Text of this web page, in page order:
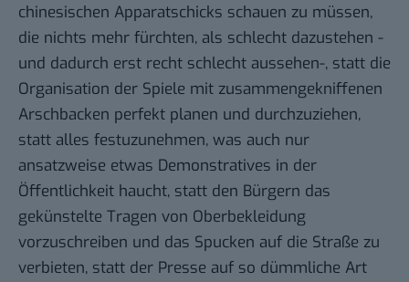
chinesischen Apparatschicks schauen zu müssen,
die nichts mehr fürchten, als schlecht dazustehen -
und dadurch erst recht schlecht aussehen-, statt die
Organisation der Spiele mit zusammengekniffenen
Arschbacken perfekt planen und durchzuziehen,
statt alles festuzunehmen, was auch nur
ansatzweise etwas Demonstratives in der
Öffentlichkeit haucht, statt den Bürgern das
gekünstelte Tragen von Oberbekleidung
vorzuschreiben und das Spucken auf die Straße zu
verbieten, statt der Presse auf so dümmliche Art